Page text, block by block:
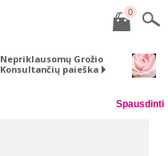
0
Nepriklausomų Grožio
Konsultančių paieška
Spausdinti